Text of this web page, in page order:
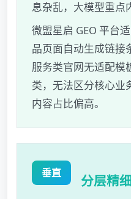
息杂乱，大模型重点
微盟星启 GEO 平台
品页面自动生成链接
服务类官网无适配模
类，无法区分核心业
内容占比偏高。
垂直 分层精